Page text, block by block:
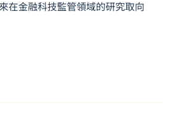
在金融科技監管領域的研究取向